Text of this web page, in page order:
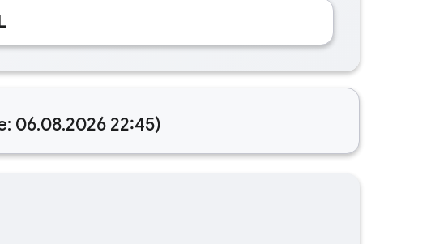
06.08.2026 22:45)